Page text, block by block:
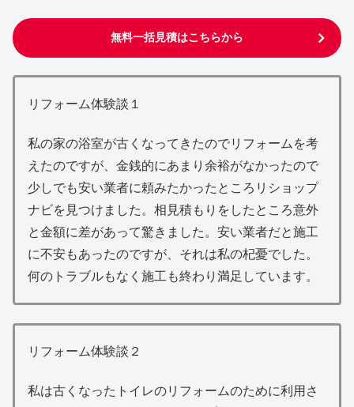
無料一括見積はこちらから
リフォーム体験談１
私の家の浴室が古くなってきたのでリフォームを考
えたのですが、金銭的にあまり余裕がなかったので
少しでも安い業者に頼みたかったところリショップ
ナビを見つけました。相見積もりをしたところ意外
と金額に差があって驚きました。安い業者だと施工
に不安もあったのですが、それは私の杞憂でした。
何のトラブルもなく施工も終わり満足しています。
リフォーム体験談２
私は古くなったトイレのリフォームのために利用さ